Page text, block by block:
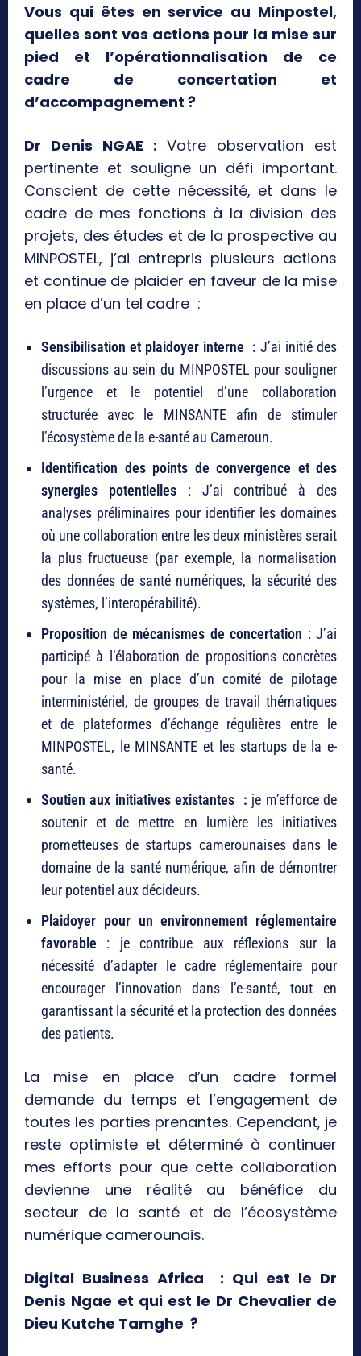
Vous qui êtes en service au Minpostel,
quelles sont vos actions pour la mise sur
pied et l’opérationnalisation de ce
cadre de concertation et
d’accompagnement ?
Dr Denis NGAE : Votre observation est
pertinente et souligne un défi important.
Conscient de cette nécessité, et dans le
cadre de mes fonctions à la division des
projets, des études et de la prospective au
MINPOSTEL, j’ai entrepris plusieurs actions
et continue de plaider en faveur de la mise
en place d’un tel cadre :
Sensibilisation et plaidoyer interne : J’ai initié des
discussions au sein du MINPOSTEL pour souligner
l’urgence et le potentiel d’une collaboration
structurée avec le MINSANTE afin de stimuler
l’écosystème de la e-santé au Cameroun.
Identification des points de convergence et des
synergies potentielles: J’ai contribué à des
analyses préliminaires pour identifier les domaines
où une collaboration entre les deux ministères serait
la plus fructueuse (par exemple, la normalisation
des données de santé numériques, la sécurité des
systèmes, l’interopérabilité).
Proposition de mécanismes de concertation : J’ai
participé à l’élaboration de propositions concrètes
pour la mise en place d’un comité de pilotage
interministériel, de groupes de travail thématiques
et de plateformes d’échange régulières entre le
MINPOSTEL, le MINSANTE et les startups de la e-
santé.
Soutien aux initiatives existantes : je m’efforce de
soutenir et de mettre en lumière les initiatives
prometteuses de startups camerounaises dans le
domaine de la santé numérique, afin de démontrer
leur potentiel aux décideurs.
Plaidoyer pour un environnement réglementaire
favorable : je contribue aux réflexions sur la
nécessité d’adapter le cadre réglementaire pour
encourager l’innovation dans l’e-santé, tout en
garantissant la sécurité et la protection des données
des patients.
La mise en place d’un cadre formel
demande du temps et l’engagement de
toutes les parties prenantes. Cependant, je
reste optimiste et déterminé à continuer
mes efforts pour que cette collaboration
devienne une réalité au bénéfice du
secteur de la santé et de l’écosystème
numérique camerounais.
Digital Business Africa : Qui est le Dr
Denis Ngae et qui est le Dr Chevalier de
Dieu Kutche Tamghe ?